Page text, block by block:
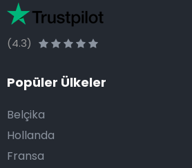
(4.3)
Popüler Ülkeler
Belçika
Hollanda
Fransa